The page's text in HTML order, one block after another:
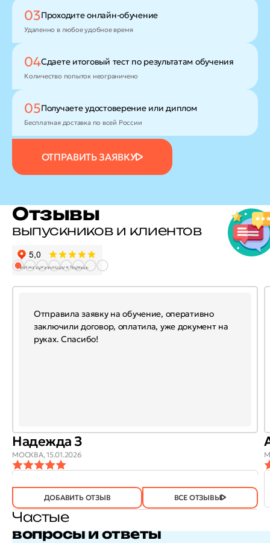
ОТПРАВИТЬ ЗАЯВКУ
03Проходитеонлайн-обучение
Удаленно в любое удобное время
04Сдаете итоговый тест по результатам обучения
Количество попыток неограничено
05Получаете удостоверение или диплом
Бесплатная доставка по всей России
Отзывы
выпускников и клиентов
Отправила заявку на обучение, оперативно
заключили договор, оплатила, уже документ на
руках. Спасибо!
Надежда З
МОСКВА,15.01.2026
ПОЛЕЗЕН?
ДА(746) НЕТ(22)
ДОБАВИТЬ ОТЗЫВ ВСЕ ОТЗЫВЫ
Частые
вопросы и ответы